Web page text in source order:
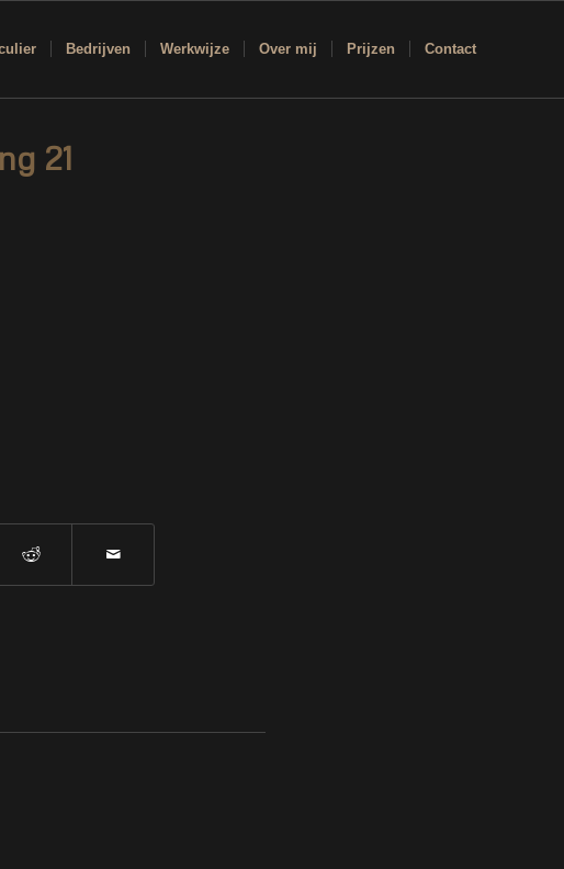
Bedrijven Werkwijze Over mij Prijzen Contact
21